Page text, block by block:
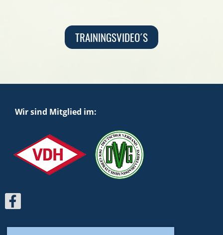
TRAININGSVIDEO´S
Wir sind Mitglied im: